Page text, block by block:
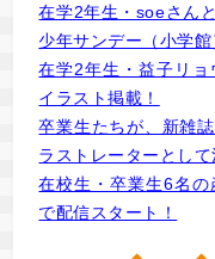
在学2年生・soeさん
少年サンデー（小学
在学2年生・益子リ
イラスト掲載！
卒業生たちが、新雑
ラストレーターとして
在校生・卒業生6名の
で配信スタート！